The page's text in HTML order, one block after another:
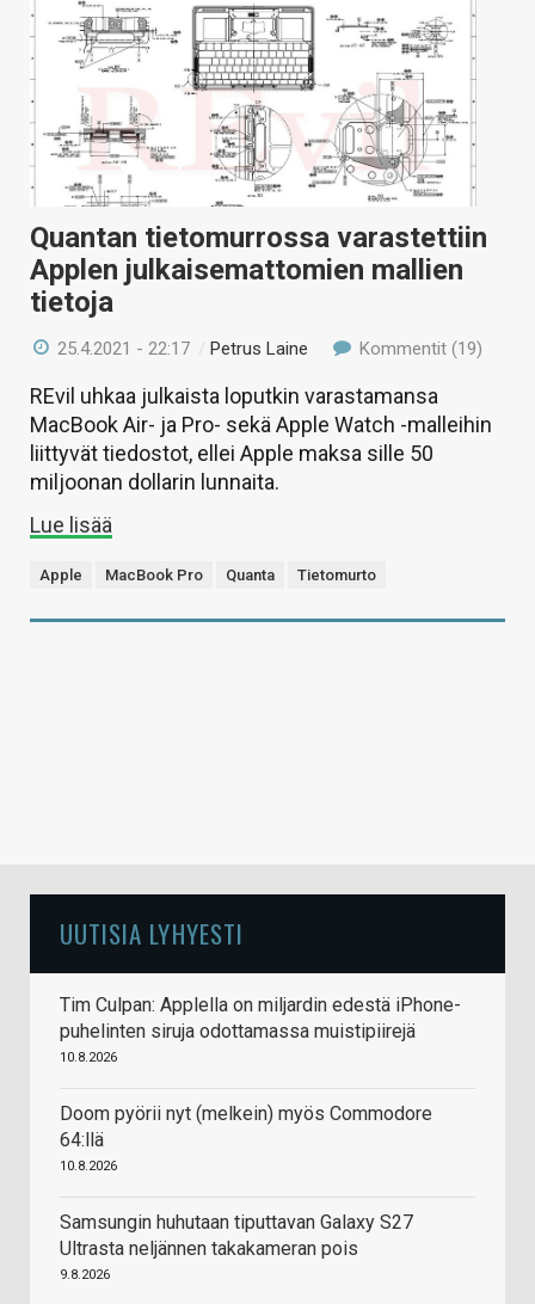
Quantan tietomurrossa varastettiin
Applen julkaisemattomien mallien
tietoja
25.4.2021 - 22:17 /Petrus Laine Kommentit (19)
REvil uhkaa julkaista loputkin varastamansa
MacBook Air- ja Pro- sekä Apple Watch -malleihin
liittyvät tiedostot, ellei Apple maksa sille 50
miljoonan dollarin lunnaita.
Lue lisää
Apple MacBook Pro Quanta Tietomurto
UUTISIA LYHYESTI
Tim Culpan: Applella on miljardin edestä iPhone-
puhelinten siruja odottamassa muistipiirejä
10.8.2026
Doom pyörii nyt (melkein) myös Commodore
64:llä
10.8.2026
Samsungin huhutaan tiputtavan Galaxy S27
Ultrasta neljännen takakameran pois
9.8.2026